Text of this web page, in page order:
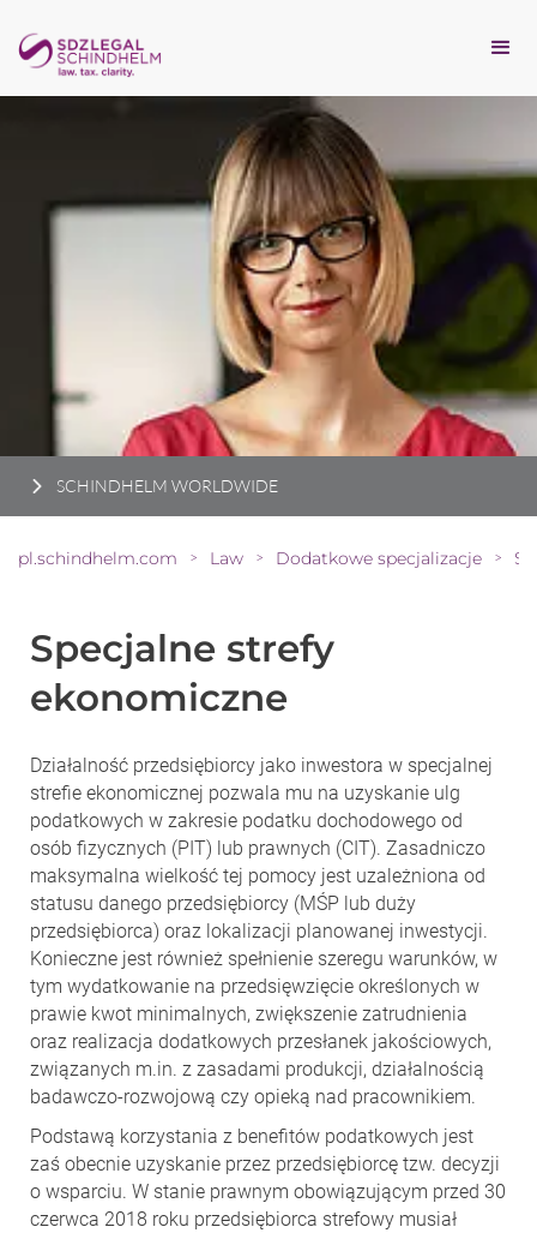
SCHINDHELM WORLDWIDE
pl.schindhelm.com > Law > Dodatkowe specjalizacje >
Specjalne strefy
ekonomiczne
Działalność przedsiębiorcy jako inwestora w specjalnej
strefie ekonomicznej pozwala mu na uzyskanie ulg
podatkowych w zakresie podatku dochodowego od
osób fizycznych (PIT) lub prawnych (CIT). Zasadniczo
maksymalna wielkość tej pomocy jest uzależniona od
statusu danego przedsiębiorcy (MŚP lub duży
przedsiębiorca) oraz lokalizacji planowanej inwestycji.
Konieczne jest również spełnienie szeregu warunków, w
tym wydatkowanie na przedsięwzięcie określonych w
prawie kwot minimalnych, zwiększenie zatrudnienia
oraz realizacja dodatkowych przesłanek jakościowych,
związanych m.in. z zasadami produkcji, działalnością
badawczo-rozwojową czy opieką nad pracownikiem.
Podstawą korzystania z benefitów podatkowych jest
zaś obecnie uzyskanie przez przedsiębiorcę tzw. decyzji
o wsparciu. W stanie prawnym obowiązującym przed 30
czerwca 2018 roku przedsiębiorca strefowy musiał